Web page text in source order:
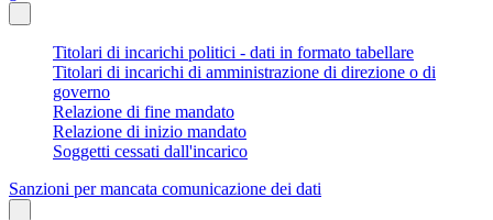
Titolari di incarichi politici - dati in formato tabellare
Titolari di incarichi di amministrazione di direzione o di
governo
Relazione di fine mandato
Relazione di inizio mandato
Soggetti cessati dall'incarico
Sanzioni per mancata comunicazione dei dati